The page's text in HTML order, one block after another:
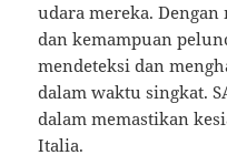
udara mereka.
dan kemampuan
mendeteksi dan
dalam waktu singkat.
dalam memastikan
Italia.